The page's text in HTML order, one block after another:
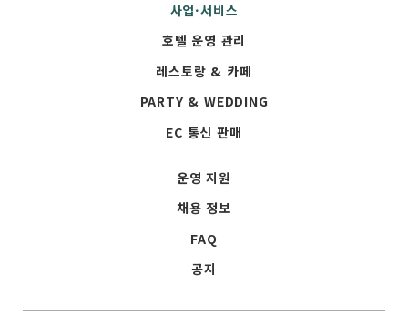
사업·서비스
호텔 운영 관리
레스토랑 & 카페
PARTY & WEDDING
EC 통신 판매
운영 지원
채용 정보
FAQ
공지